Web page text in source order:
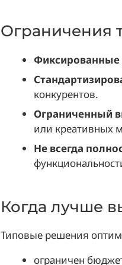
Ограничения
конкурентов.
Ограниченный
или креативных
Не всегда
Когда лучше
Типовые решения
ограничен